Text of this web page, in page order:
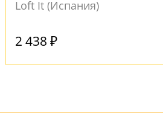
Loft It (Испания)
2 438 ₽